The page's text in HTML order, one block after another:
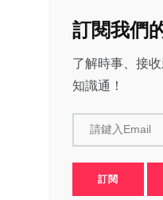
訂閱我們
了解時事、接
知識通！
請鍵入Email
訂閱